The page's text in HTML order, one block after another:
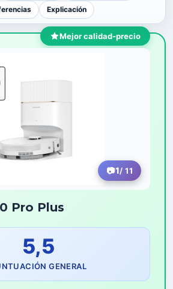
Explicación
Mejor calidad-precio
1/ 11
Pro Plus
5,5
GENERAL